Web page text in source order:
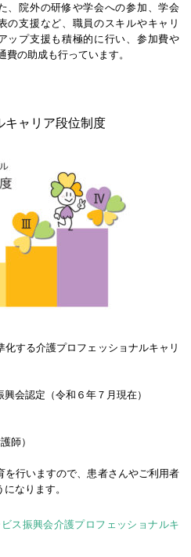
、院外の研修や学会への参加、学会
の支援など、職員のスキルやキャリ
ップ支援も積極的に行い、参加費や
費の助成も行っています。
キャリア段位制度
する介護プロフェッショナルキャリ
会認定（令和６年７月現在）
師）
を行いますので、患者さんやご利用者
なります。
ス振興会介護プロフェッショナルキ